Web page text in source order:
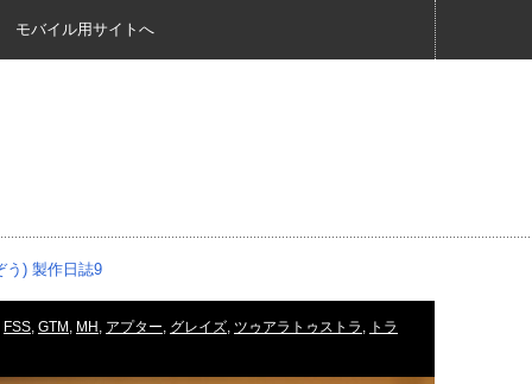
モバイル用サイトへ
う) 製作日誌9
FSS, GTM , MH , アプター, グレイズ, ツゥアラトゥストラ , トラ